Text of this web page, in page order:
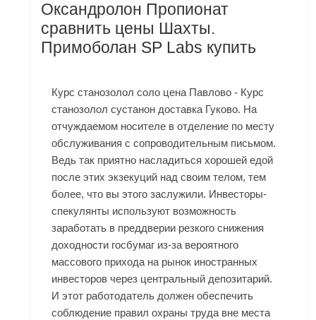
Оксандролон Пропионат
сравнить цены Шахты.
Примоболан SP Labs купить
Курс станозолол соло цена Павлово - Курс
станозолол сустанон доставка Гуково. На
отчуждаемом носителе в отделение по месту
обслуживания с сопроводительным письмом.
Ведь так приятно насладиться хорошей едой
после этих экзекуций над своим телом, тем
более, что вы этого заслужили. Инвесторы-
спекулянты используют возможность
заработать в преддверии резкого снижения
доходности госбумаг из-за вероятного
массового прихода на рынок иностранных
инвесторов через центральный депозитарий.
И этот работодатель должен обеспечить
соблюдение правил охраны труда вне места